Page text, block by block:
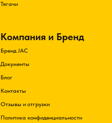
Тягачи
Компания и Бренд
Бренд JAC
Документы
Блог
Контакты
Отзывы и отгрузки
Политика конфиденциальности